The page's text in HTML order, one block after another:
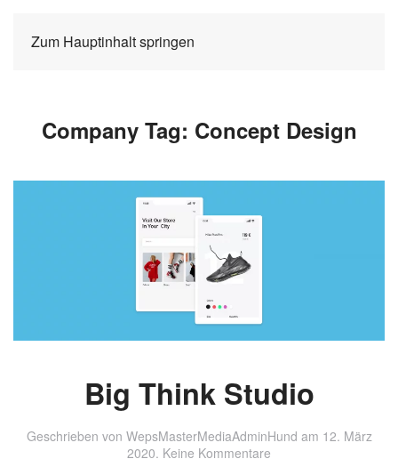
Zum Hauptinhalt springen
Company Tag: Concept Design
Big Think Studio
Geschrieben von WepsMasterMediaAdminHund am 12. März
2020. Keine Kommentare